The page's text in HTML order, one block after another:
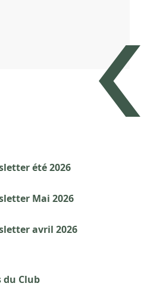
été 2026
Mai 2026
avril 2026
du Club